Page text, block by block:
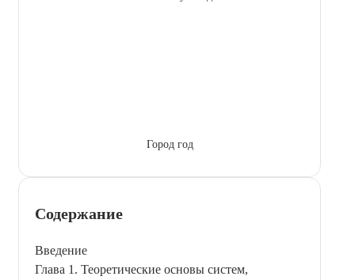
Город год
Содержание
Введение
Глава 1. Теоретические основы систем,